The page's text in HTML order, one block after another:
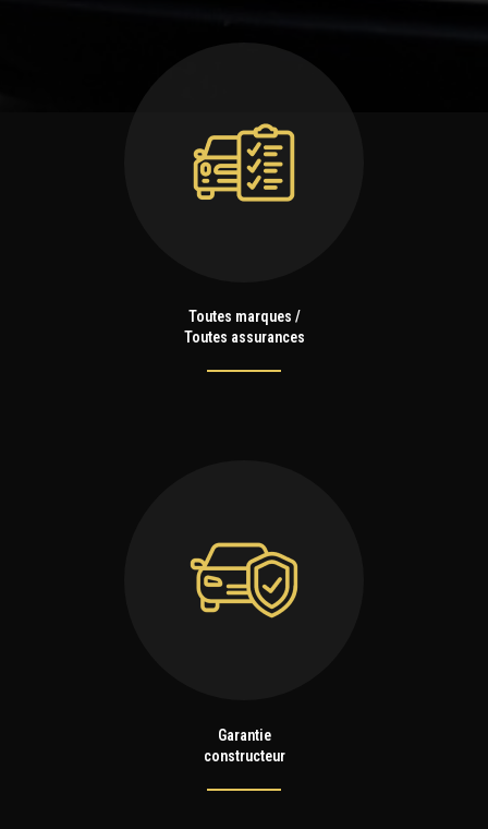
Toutes marques /
Toutes assurances
Garantie
constructeur